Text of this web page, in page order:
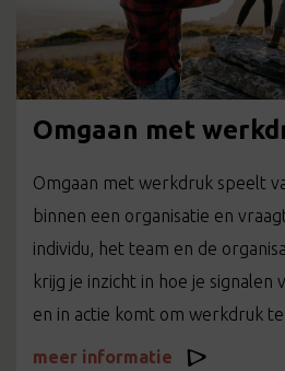
Omgaan met
Omgaan met werkdruk speelt
binnen een organisatie en
individu, het team en de
krijg je inzicht in hoe je
en in actie komt om werkdruk
meer informatie